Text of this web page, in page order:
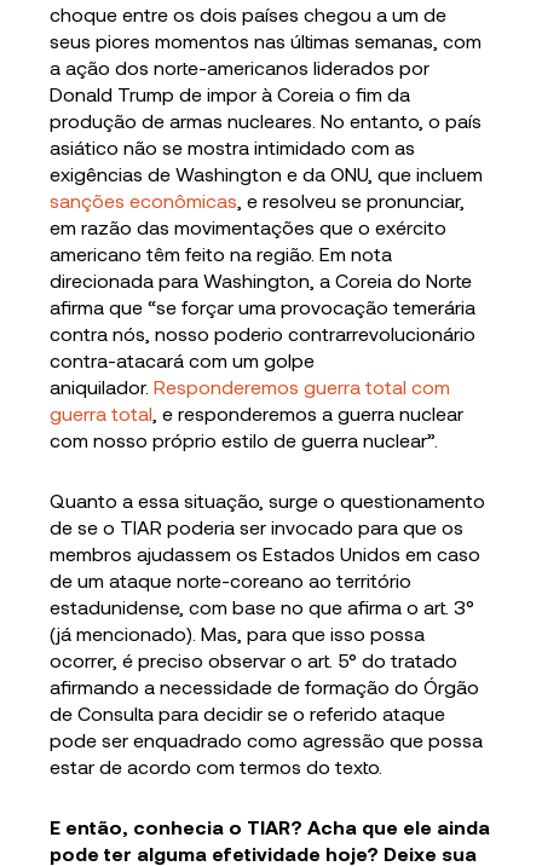
choque entre os dois países chegou a um de
seus piores momentos nas últimas semanas, com
a ação dos norte-americanos liderados por
Donald Trump de impor à Coreia o fim da
produção de armas nucleares. No entanto, o país
asiático não se mostra intimidado com as
exigências de Washington e da ONU, que incluem
sanções econômicas , e resolveu se pronunciar,
em razão das movimentações que o exército
americano têm feito na região. Em nota
direcionada para Washington, a Coreia do Norte
afirma que “se forçar uma provocação temerária
contra nós, nosso poderio contrarrevolucionário
contra-atacará com um golpe
aniquilador.Responderemos guerra total com
guerra total , e responderemos a guerra nuclear
com nosso próprio estilo de guerra nuclear”.
Quanto a essa situação, surge o questionamento
de se o TIAR poderia ser invocado para que os
membros ajudassem os Estados Unidos em caso
de um ataque norte-coreano ao território
estadunidense, com base no que afirma o art. 3°
(já mencionado). Mas, para que isso possa
ocorrer, é preciso observar o art. 5° do tratado
afirmando a necessidade de formação do Órgão
de Consulta para decidir se o referido ataque
pode ser enquadrado como agressão que possa
estar de acordo com termos do texto.
E então, conhecia o TIAR? Acha que ele ainda
pode ter alguma efetividade hoje? Deixe sua